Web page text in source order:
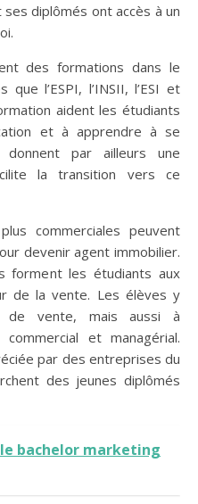
diplômés ont accès à un
des formations dans le
l’ESPI, l’INSII, l’ESI et
aident les étudiants
et à apprendre à se
par ailleurs une
la transition vers ce
commerciales peuvent
devenir agent immobilier.
forment les étudiants aux
de la vente. Les élèves y
de vente, mais aussi à
et managérial.
par des entreprises du
des jeunes diplômés
bachelor marketing